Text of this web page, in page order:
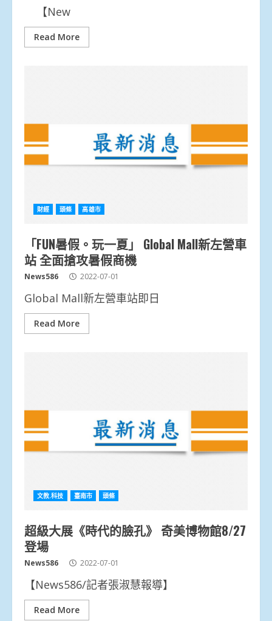
【New
Read More
財經 頭條 高雄市
「FUN暑假。玩一夏」 Global Mall新左營車
站 全面搶攻暑假商機
News586 2022-07-01
Global Mall新左營車站即日
Read More
文教.科技 臺南市 頭條
超級大展《時代的臉孔》 奇美博物館8/27
登場
News586 2022-07-01
【News586/記者張淑慧報導】
Read More